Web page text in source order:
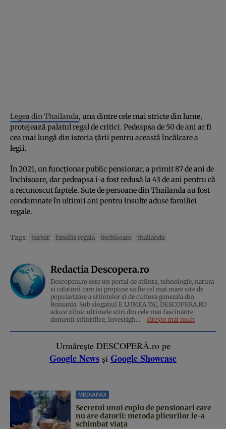
Legea din Thailanda, una dintre cele mai stricte din lume,
protejează palatul regal de critici. Pedeapsa de 50 de ani ar fi
cea mai lungă din istoria țării pentru această încălcare a
legii.
În 2021, un funcționar public pensionar, a primit 87 de ani de
închisoare, dar pedeapsa i-a fost redusă la 43 de ani pentru că
a recunoscut faptele. Sute de persoane din Thailanda au fost
condamnate în ultimii ani pentru insulte aduse familiei
regale.
Tags: barbat familia regala inchisoare thailanda
Redactia Descopera.ro
Descopera.ro este un portal de stiinta, tehnologie, natura
si calatorii care isi propune sa fie cel mai mare site de
popularizare a stiintelor si de cultura generala din
Romania. Sub sloganul E LUMEA TA!, DESCOPERA.RO
aduce zilnic ultimele stiri din cele mai fascinante
domenii stiintifice, investigh...
citește mai mult
Urmărește DESCOPERĂ.ro pe
Google News și Google Showcase
MEDIAFAX
Secretul unui cuplu de pensionari care
nu are datorii: metoda plicurilor le-a
schimbat viața